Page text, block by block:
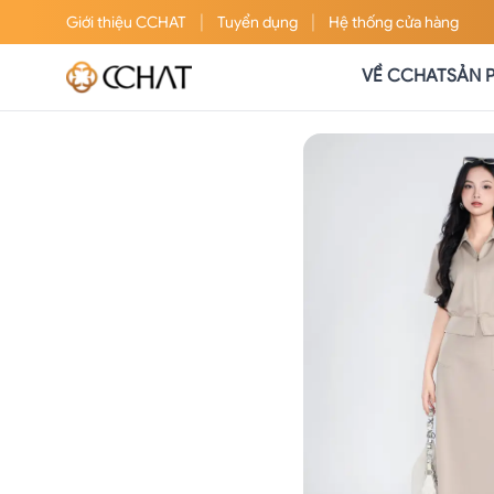
Giới thiệu CCHAT Tuyển dụng Hệ thống cửa hàng
VỀ CCHATSẢN